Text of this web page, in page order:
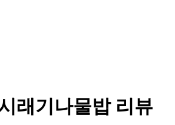
래기나물밥 리뷰